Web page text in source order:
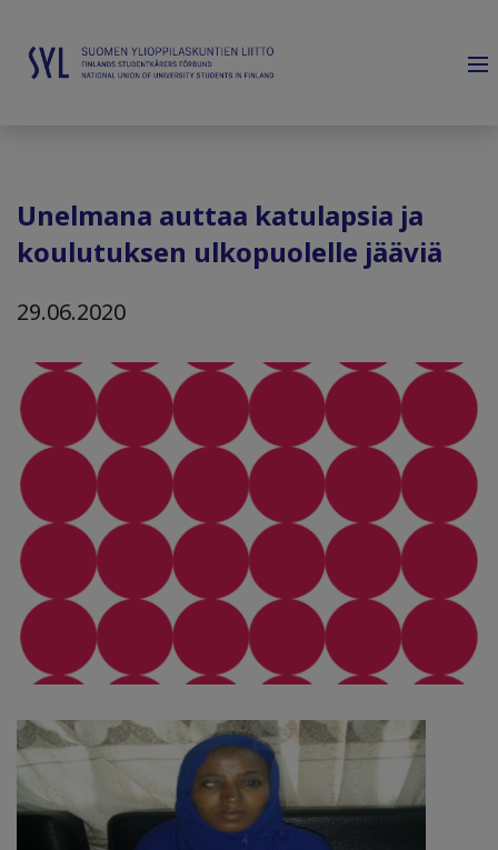
Unelmana auttaa katulapsia ja
koulutuksen ulkopuolelle jääviä
29.06.2020